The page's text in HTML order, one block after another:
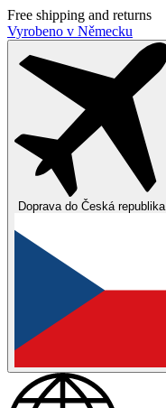
Free shipping and returns
Vyrobeno v Německu
Doprava do Česká republika